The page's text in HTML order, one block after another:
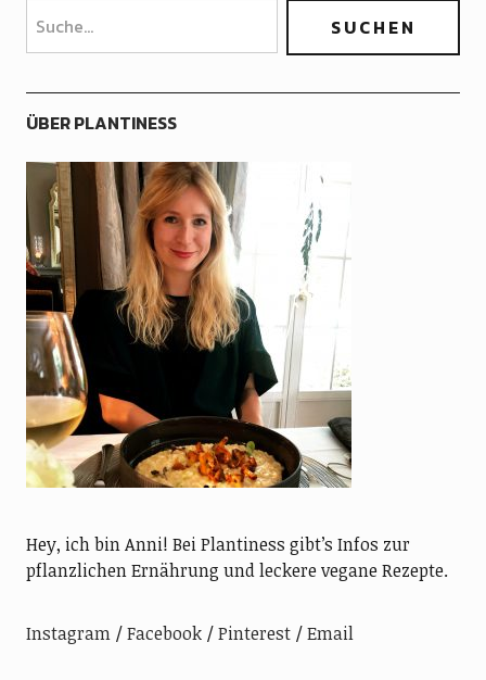
ÜBER PLANTINESS
Hey, ich bin Anni! Bei Plantiness gibt’s Infos zur
pflanzlichen Ernährung und leckere vegane Rezepte.
Instagram Facebook Pinterest Email